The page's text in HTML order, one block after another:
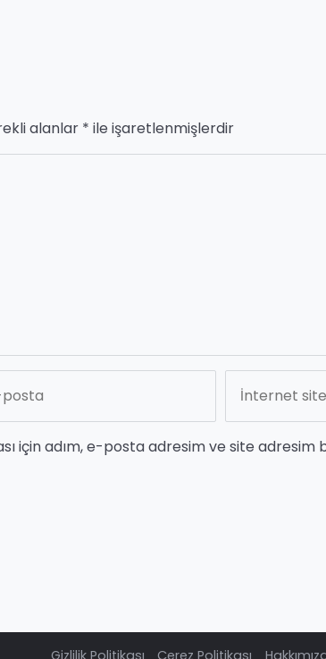
alanlar * ile işaretlenmişlerdir
için adım, e-posta adresim ve site adresim
Gizlilik Politikası Çerez Politikası